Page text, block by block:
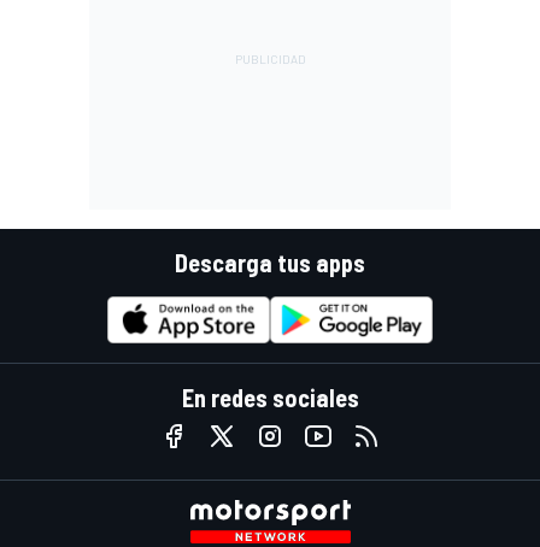
Descarga tus apps
En redes sociales